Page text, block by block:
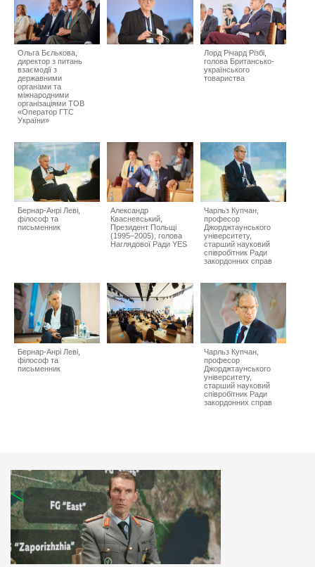
Ольга Бєлькова,
директор з питань
взаємодії з
державними
органами та
міжнародними
організаціями ТОВ
«Оператор ГТС
України»
Лорд Річард Різбі,
голова Британсько-
українського
товариства
Бернар-Анрі Леві,
філософ та
письменник
Александр
Квасневський,
Президент Польщі
(1995–2005), голова
Наглядової Ради YES
Чарльз Купчан,
професор
Джорджтаунського
університету,
старший науковий
співробітник Ради
закордонних справ
Бернар-Анрі Леві,
філософ та
письменник
Чарльз Купчан,
професор
Джорджтаунського
університету,
старший науковий
співробітник Ради
закордонних справ